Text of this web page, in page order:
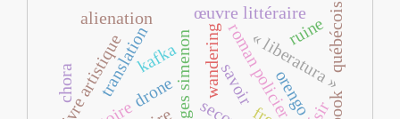
kafkageorges simenon roman policier
translation wandering
alienation
livre artistique
œuvre littéraire
« liberatura »
québécois
drone savoir orengo book
ruine
chora